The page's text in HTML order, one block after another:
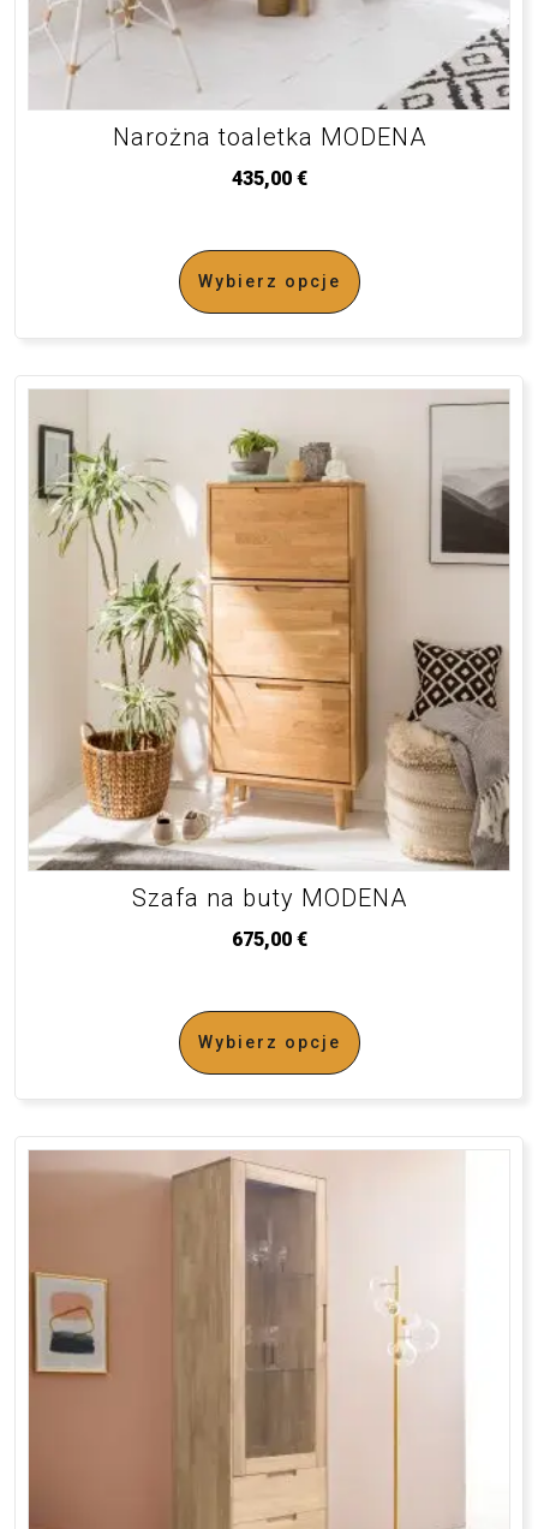
Narożna toaletka MODENA
435,00 €
Wybierz opcje
Szafa na buty MODENA
675,00 €
Wybierz opcje